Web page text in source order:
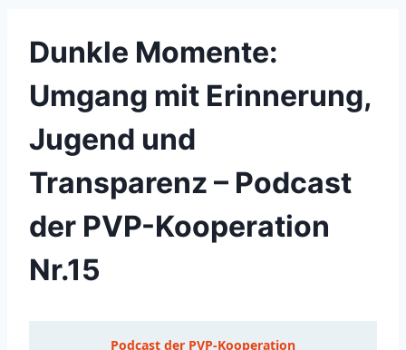
Dunkle Momente:
Umgang mit Erinnerung,
Jugend und
Transparenz – Podcast
der PVP-Kooperation
Nr.15